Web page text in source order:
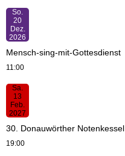
So.
20
Dez.
2026
Mensch-sing-mit-Gottesdienst
11:00
Sa.
13
Feb.
2027
30. Donauwörther Notenkessel
19:00